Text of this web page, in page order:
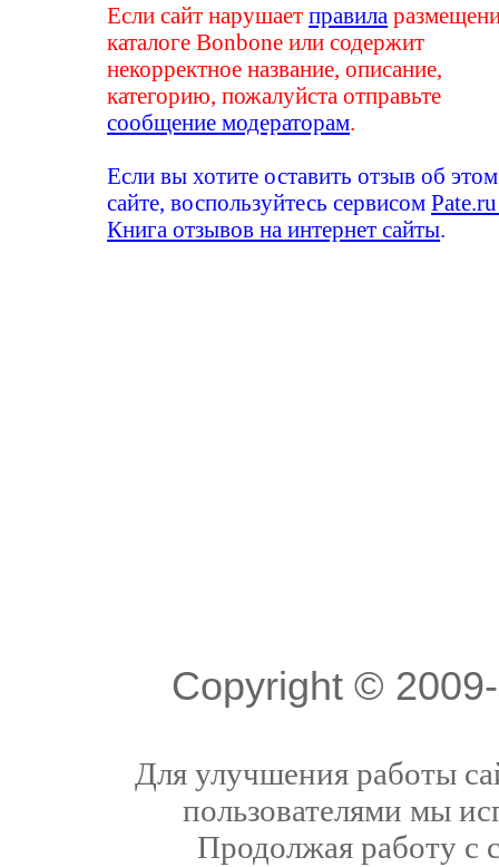
Если сайт нарушаетправила
каталоге Bonbone или содержит
некорректное название, описание,
категорию, пожалуйста отправьте
сообщение модераторам
Если вы хотите оставить отзыв об этом
сайте, воспользуйтесь сервисом
Книга отзывов на интернет сайты
Copyright ©
Для улучшения работы
пользователями мы
Продолжая работу с